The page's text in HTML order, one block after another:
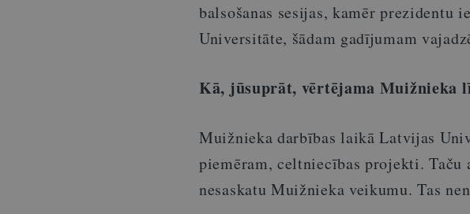
balsošanas sesijas, kamēr
Universitāte, šādam gadījumam
Kā, jūsuprāt, vērtējama Muižnieka
Muižnieka darbības laikā Latvijas
piemēram, celtniecības projekti. Taču
nesaskatu Muižnieka veikumu. Tas